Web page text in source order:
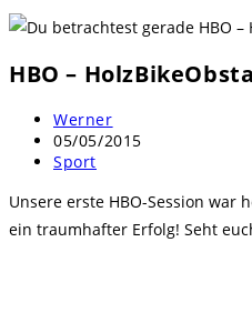
HBO –
Beitrags-
Autor:
Werner
Beitrag
veröffentlicht:
05/05/2015
Beitrags-
Sport
Unsere erste HBO-Session
ein traumhafter Erfolg! Seht